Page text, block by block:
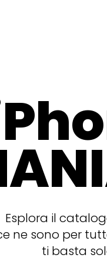
Esplora il
ne sono per
ti basta